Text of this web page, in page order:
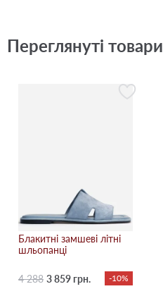
Переглянуті товари
Блакитні замшеві літні
шльопанці
4 288 3 859 грн. -10%